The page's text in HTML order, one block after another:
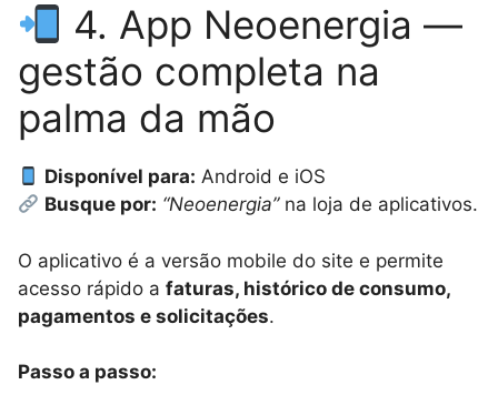
4. App Neoenergia —
gestão completa na
palma da mão
Disponível para: Android e iOS
Busque por: “Neoenergia”na loja de aplicativos.
O aplicativo é a versão mobile do site e permite
acesso rápido a faturas, histórico de consumo,
pagamentos e solicitações.
Passo a passo: